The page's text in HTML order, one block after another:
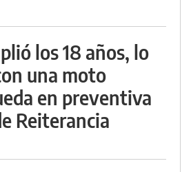
los 18 años, lo
una moto
en preventiva
Reiterancia